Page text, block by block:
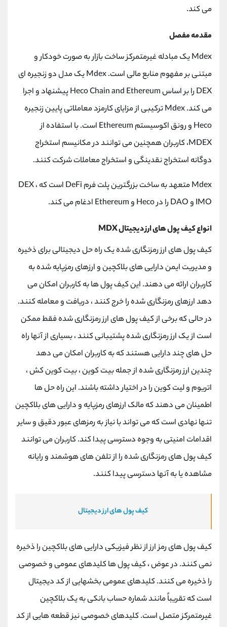
می کند.
مقدمه مفصل
Mdex یک مبادله غیرمتمرکز ساخت بازار به صورت خودکار و
مبتنی بر مفهوم منابع مالی است. Mdex یک مدل دو زنجیره ای
DEX را بر اساس Heco Chain and Ethereum پیشنهاد و اجرا
می کند. Mdex ترکیبی از مزایای کارمزد معاملاتی پایین زنجیره
Heco و رونق اکوسیستم Ethereum است. با استفاده از
MDEX، کاربران همچنین می توانند در مکانیسم استخراج
دوگانه استخراج نقدینگی و استخراج معاملات شرکت کنند.
Mdex متعهد به ساخت بزرگترین پلت فرم DeFi است که DEX ،
IMO و DAO را در Heco و Ethereum ادغام می کند.
انواع کیف پول های ارز دیجیتال MDX
کیف پول های ارز رمزنگاری شده یک راه حل دیجیتالی برای ذخیره
و مدیریت ایمن دارایی های بلاکچین و ارزهای رمزپایه شده به
کاربران ارائه می دهند. این کیف پول ها به کاربران امکان می
دهد ارزهای رمزنگاری شده را خرج کنند ، دریافت و معامله کنند.
در حالی که برخی از کیف پول های ارز رمزنگاری شده فقط ممکن
است از یک ارز رمزنگاری شده پشتیبانی کنند ، بسیاری از آنها راه
حل های چند دارایی هستند که به کاربران امکان می دهد
چندین ارز رمزنگاری شده از جمله بیت کوین ، بیت کوین کش ،
اتریوم و لیت کوین را در اختیار داشته باشند. این راه حل ها
اطمینان می دهند که مالک ارزهای رمزپایه و دارایی های بلاکچین
تنها نهادی است که می تواند با نیاز به رمزهای عبور دقیق و سایر
اقدامات امنیتی به وجوه دسترسی پیدا کند. کاربران می توانند
کیف پول های رمزنگاری شده را از تلفن های هوشمند و رایانه
مشاهده یا به آنها دسترسی پیدا کنند.
کیف پول های ارز دیجیتال
کیف پول های رمز ارز از نظر فیزیکی دارایی های بلاکچین را ذخیره
نمی کنند. در عوض ، کیف پول ها کلیدهای عمومی و خصوصی
را ذخیره می کنند. کلیدهای عمومی بخشهایی از کد دیجیتال
است که تقریباً مانند شماره حساب بانکی به یک بلاکچین
غیرمتمرکز متصل است. کلیدهای خصوصی نیز قطعه هایی از کد